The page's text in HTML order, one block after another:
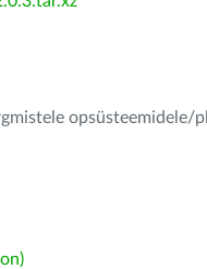
opsüsteemidele/